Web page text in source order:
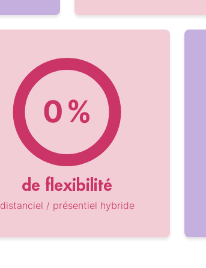
%
de flexibilité
distanciel / présentiel hybride